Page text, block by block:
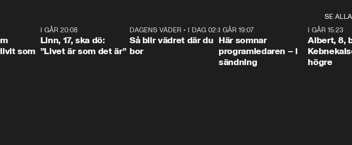
SE ALLA
som
I GÅR 20:08
Linn, 17, ska dö:
”Livet är som det är”
1:06
DAGENS VÄDER• I DAG 02:30
Så blir vädret där du
bor
I GÅR 19:07
Här somnar
programledaren – i
sändning
I GÅR 15:23
Albert, 8,
högre